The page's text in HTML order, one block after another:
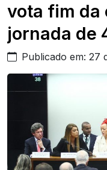
vota fim da
jornada de
Publicado em: 27